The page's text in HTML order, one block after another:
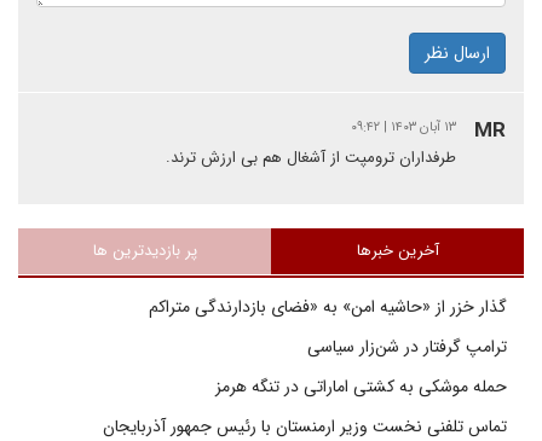
ارسال نظر
MR ۱۳ آبان ۱۴۰۳ | ۰۹:۴۲
طرفداران ترومپت از آشغال هم بی ارزش ترند.
آخرین خبرها پر بازدیدترین ها
گذار خزر از «حاشیه امن» به «فضای بازدارندگی متراکم
ترامپ گرفتار در شن‌زار سیاسی
حمله موشکی به کشتی اماراتی در تنگه هرمز
تماس تلفنی نخست وزیر ارمنستان با رئیس جمهور آذربایجان